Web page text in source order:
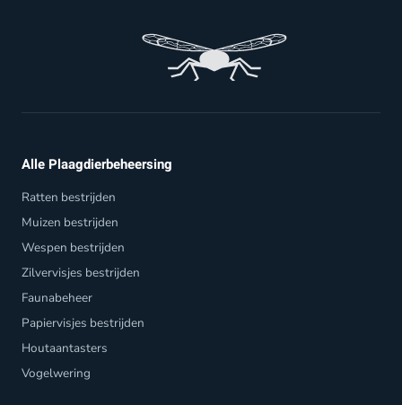
Alle Plaagdierbeheersing
Ratten bestrijden
Muizen bestrijden
Wespen bestrijden
Zilvervisjes bestrijden
Faunabeheer
Papiervisjes bestrijden
Houtaantasters
Vogelwering